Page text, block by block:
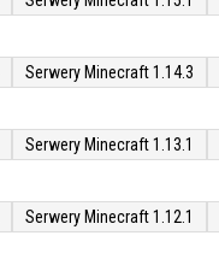
Serwery Minecraft 1.14.3
Serwery Minecraft 1.13.1
Serwery Minecraft 1.12.1